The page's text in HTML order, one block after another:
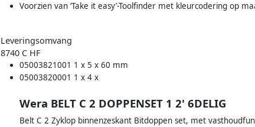
Voorzien van ‘Take it easy’-Toolfinder met kleurcodering op
Leveringsomvang
8740 C HF
05003821001 1 x 5 x 60 mm
05003820001 1 x 4 x
Wera BELT C 2 DOPPENSET 1 2' 6DELIG
Belt C 2 Zyklop binnenzeskant Bitdoppen set, met